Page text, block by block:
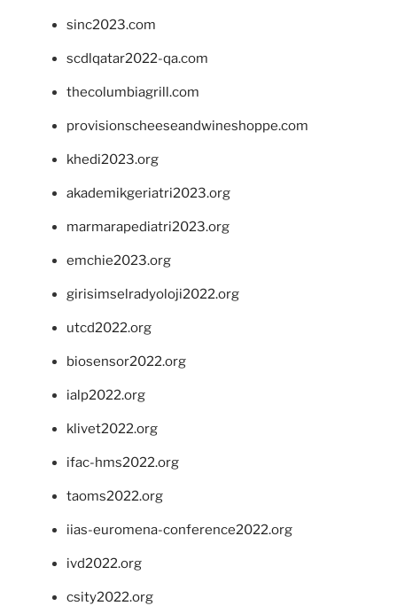
sinc2023.com
scdlqatar2022-qa.com
thecolumbiagrill.com
provisionscheeseandwineshoppe.com
khedi2023.org
akademikgeriatri2023.org
marmarapediatri2023.org
emchie2023.org
girisimselradyoloji2022.org
utcd2022.org
biosensor2022.org
ialp2022.org
klivet2022.org
ifac-hms2022.org
taoms2022.org
iias-euromena-conference2022.org
ivd2022.org
csity2022.org